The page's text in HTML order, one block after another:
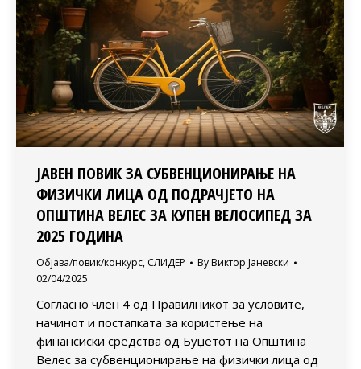
ЈАВЕН ПОВИК ЗА СУБВЕНЦИОНИРАЊЕ НА
ФИЗИЧКИ ЛИЦА ОД ПОДРАЧЈЕТО НА
ОПШТИНА ВЕЛЕС ЗА КУПЕН ВЕЛОСИПЕД ЗА
2025 ГОДИНА
Објава/повик/конкурс, СЛИДЕР By Виктор Јаневски
02/04/2025
Согласно член 4 од Правилникот за условите,
начинот и постапката за користење на
финансиски средства од Буџетот на Општина
Велес за субвенционирање на физички лица од